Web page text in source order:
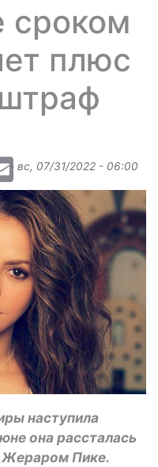
сроком
плюс
Email
- вс, 07/31/2022 - 06:00
наступила
она рассталась
Жераром Пике.